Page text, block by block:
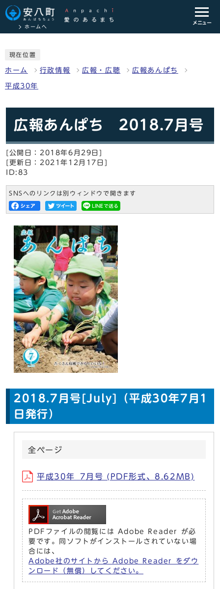
ホームへ
メニュー
現在位置
ホーム 行政情報 広報・広聴 広報あんぱち
平成30年
広報あんぱち 2018.7月号
[公開日：2018年6月29日]
[更新日：2021年12月17日]
ID:83
SNSへのリンクは別ウィンドウで開きます
2018.7月号[July]（平成30年7月1
日発行）
全ページ
平成30年_7月号 (PDF形式、8.62MB)
PDFファイルの閲覧には Adobe Reader が必
要です。同ソフトがインストールされていない場
合には、
Adobe社のサイトから Adobe Reader をダウ
ンロード（無償）してください。